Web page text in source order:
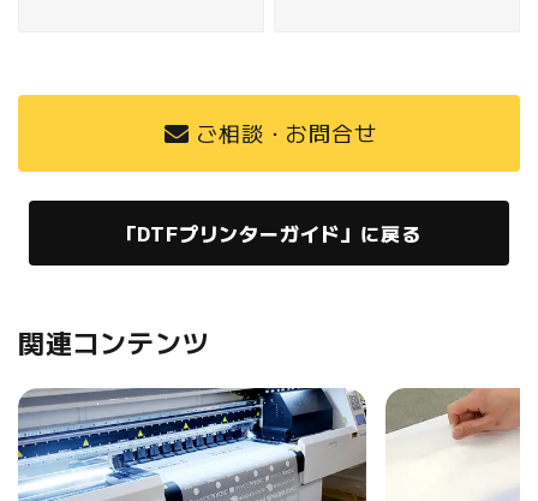
および白の5色で構成
されたDTF専用の熱転
「PHT50」は、鮮明
な色彩と高い発色を実
コテックス）」の認証
も取得しているので、
肌に触れる衣類へのプ
リントにも安心です。
ご相談・お問合せ
「DTFプリンターガイド」に戻る
関連コンテンツ